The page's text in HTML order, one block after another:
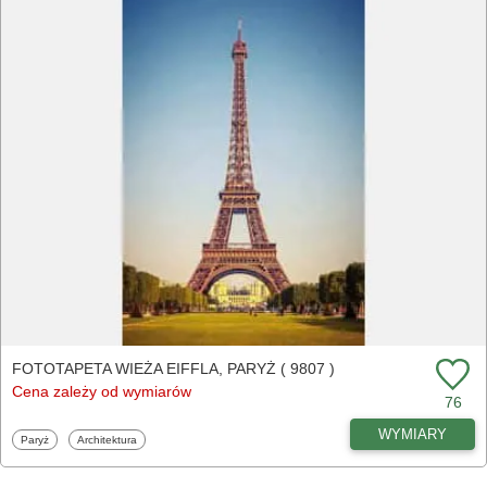
FOTOTAPETA WIEŻA EIFFLA, PARYŻ ( 9807 )
Cena zależy od wymiarów
76
Fototapety
Paryż Fototapety
Architektura WYMIARY